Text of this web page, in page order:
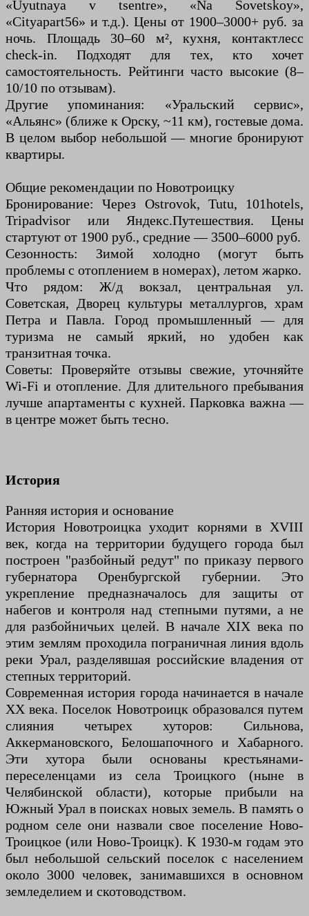
«Uyutnaya v tsentre», «Na Sovetskoy»,
«Cityapart56» и т.д.). Цены от 1900–3000+ руб. за
ночь. Площадь 30–60 м², кухня, контактлесс
check-in. Подходят для тех, кто хочет
самостоятельность. Рейтинги часто высокие (8–
10/10 по отзывам).
Другие упоминания: «Уральский сервис»,
«Альянс» (ближе к Орску, ~11 км), гостевые дома.
В целом выбор небольшой — многие бронируют
квартиры.
Общие рекомендации по Новотроицку
Бронирование: Через Ostrovok, Tutu, 101hotels,
Tripadvisor или Яндекс.Путешествия. Цены
стартуют от 1900 руб., средние — 3500–6000 руб.
Сезонность: Зимой холодно (могут быть
проблемы с отоплением в номерах), летом жарко.
Что рядом: Ж/д вокзал, центральная ул.
Советская, Дворец культуры металлургов, храм
Петра и Павла. Город промышленный — для
туризма не самый яркий, но удобен как
транзитная точка.
Советы: Проверяйте отзывы свежие, уточняйте
Wi-Fi и отопление. Для длительного пребывания
лучше апартаменты с кухней. Парковка важна —
в центре может быть тесно.
История
Ранняя история и основание
История Новотроицка уходит корнями в XVIII
век, когда на территории будущего города был
построен "разбойный редут" по приказу первого
губернатора Оренбургской губернии. Это
укрепление предназначалось для защиты от
набегов и контроля над степными путями, а не
для разбойничьих целей. В начале XIX века по
этим землям проходила пограничная линия вдоль
реки Урал, разделявшая российские владения от
степных территорий.
Современная история города начинается в начале
XX века. Поселок Новотроицк образовался путем
слияния четырех хуторов: Сильнова,
Аккермановского, Белошапочного и Хабарного.
Эти хутора были основаны крестьянами-
переселенцами из села Троицкого (ныне в
Челябинской области), которые прибыли на
Южный Урал в поисках новых земель. В память о
родном селе они назвали свое поселение Ново-
Троицкое (или Ново-Троицк). К 1930-м годам это
был небольшой сельский поселок с населением
около 3000 человек, занимавшихся в основном
земледелием и скотоводством.